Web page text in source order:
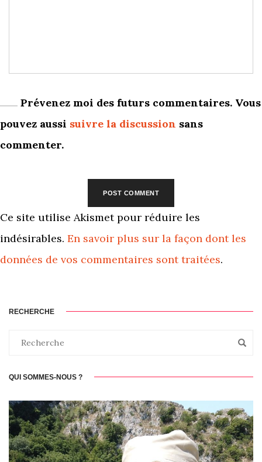
Prévenez moi des futurs commentaires. Vous
pouvez aussi suivre la discussion sans
commenter.
Ce site utilise Akismet pour réduire les
indésirables. En savoir plus sur la façon dont les
données de vos commentaires sont traitées.
RECHERCHE
QUI SOMMES-NOUS ?